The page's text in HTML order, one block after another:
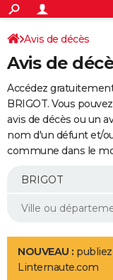
ACTUALITÉS
Politique
Société
Faits Divers
Education
Monde
Villes
+
SPORT
Coupe du monde 2026
Football
Tennis
Cyclisme
Rugby
Forum
Programme TV
TNT
Streaming
Cinéma
Sorties cinéma
Musique
+
FINANCE
Retraite
Epargne
Immobilier
Risques naturels par
Banque
Assurance
AUTO
Essais
Réserver un essai
Citadines
Berlines
SUV
Forum auto
+
Mobiles
Meilleur smartphone
Internet
Ordinateurs
Jeux vidéo
Guide high-tech
Aménagement intérieur
LIFESTYLE
Art de vivre
Bien-être
Loisirs
Mode
Modes de vie
Avis de décès
Avis de
Accédez
BRIGOT. Vous
avis de décès ou un
nom d'un défunt et/
commune dans le
NOUVEAU :
Linternaute.com